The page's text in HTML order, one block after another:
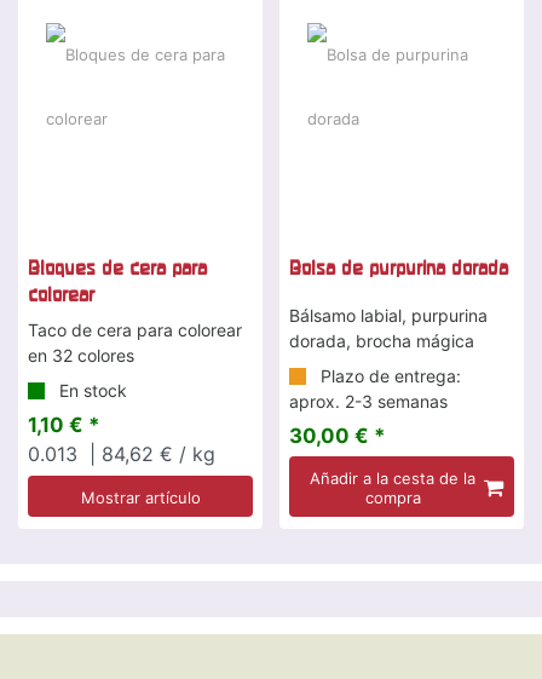
Bloques de cera para
colorear
Taco de cera para colorear
en 32 colores
En stock
1,10 € *
0.013
| 84,62 € / kg
Mostrar artículo
Bolsa de purpurina dorada
Bálsamo labial, purpurina
dorada, brocha mágica
Plazo de entrega:
aprox. 2-3 semanas
30,00 € *
Añadir a la cesta de la
compra